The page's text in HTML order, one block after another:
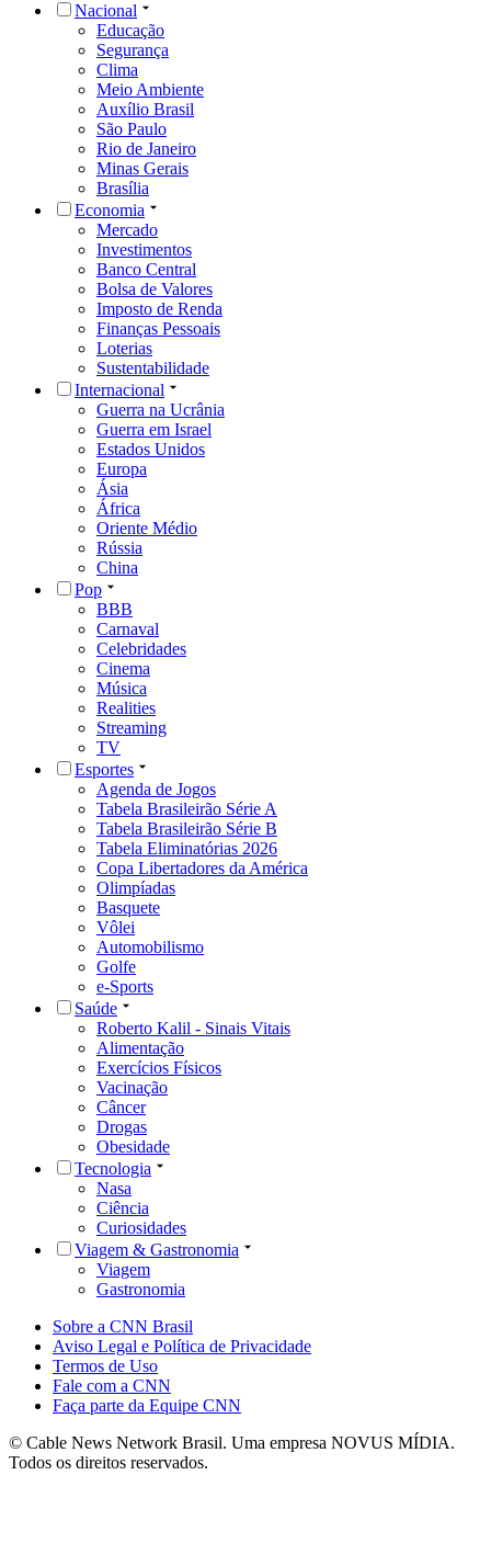
Nacional
Educação
Segurança
Clima
Meio Ambiente
Auxílio Brasil
São Paulo
Rio de Janeiro
Minas Gerais
Brasília
Economia
Mercado
Investimentos
Banco Central
Bolsa de Valores
Imposto de Renda
Finanças Pessoais
Loterias
Sustentabilidade
Internacional
Guerra na Ucrânia
Guerra em Israel
Estados Unidos
Europa
Ásia
África
Oriente Médio
Rússia
China
Pop
BBB
Carnaval
Celebridades
Cinema
Música
Realities
Streaming
TV
Esportes
Agenda de Jogos
Tabela Brasileirão Série A
Tabela Brasileirão Série B
Tabela Eliminatórias 2026
Copa Libertadores da América
Olimpíadas
Basquete
Vôlei
Automobilismo
Golfe
e-Sports
Saúde
Roberto Kalil - Sinais Vitais
Alimentação
Exercícios Físicos
Vacinação
Câncer
Drogas
Obesidade
Tecnologia
Nasa
Ciência
Curiosidades
Viagem & Gastronomia
Viagem
Gastronomia
Sobre a CNN Brasil
Aviso Legal e Política de Privacidade
Termos de Uso
Fale com a CNN
Faça parte da Equipe CNN
© Cable News Network Brasil. Uma empresa NOVUS MÍDIA.
Todos os direitos reservados.